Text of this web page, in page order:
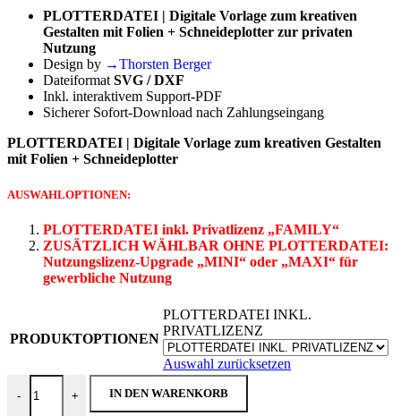
PLOTTERDATEI | Digitale Vorlage zum kreativen
Gestalten mit Folien + Schneideplotter zur privaten
Nutzung
Design by →Thorsten Berger
Dateiformat SVG / DXF
Inkl. interaktivem Support-PDF
Sicherer Sofort-Download nach Zahlungseingang
PLOTTERDATEI | Digitale Vorlage zum kreativen Gestalten
mit Folien + Schneideplotter
AUSWAHLOPTIONEN:
PLOTTERDATEI inkl. Privatlizenz „FAMILY“
ZUSÄTZLICH WÄHLBAR OHNE PLOTTERDATEI:
Nutzungslizenz-Upgrade „MINI“ oder „MAXI“ für
gewerbliche Nutzung
PRODUKTOPTIONEN
PLOTTERDATEI INKL.
PRIVATLIZENZ
Auswahl zurücksetzen
-
Plotterdatei "Bat Boy / Bat Girl" Menge
+ IN DEN WARENKORB